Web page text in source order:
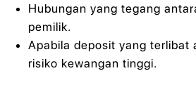
Hubungan yang tegang
pemilik.
Apabila deposit yang terlibat
risiko kewangan tinggi.